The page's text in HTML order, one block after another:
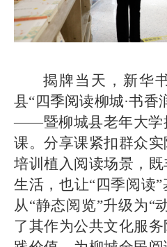
揭牌当天，新华
县“四季阅读柳城·书香
——暨柳城县老年大学
课。分享课紧扣群众
培训植入阅读场景，
生活，也让“四季阅读
从“静态阅览”升级为“
了其作为公共文化服